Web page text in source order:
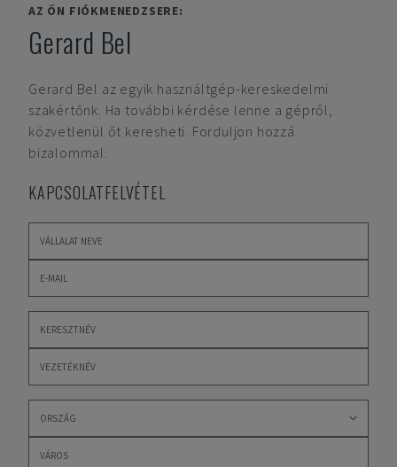
AZ ÖN FIÓKMENEDZSERE:
Gerard Bel
Gerard Bel az egyik használtgép-kereskedelmi
szakértőnk. Ha további kérdése lenne a gépről,
közvetlenül őt keresheti. Forduljon hozzá
bizalommal.
KAPCSOLATFELVÉTEL